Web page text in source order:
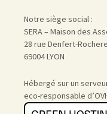
Notre siège social :
SERA – Maison des
28 rue Denfert-
69004 LYON
Hébergé sur un
eco-responsable